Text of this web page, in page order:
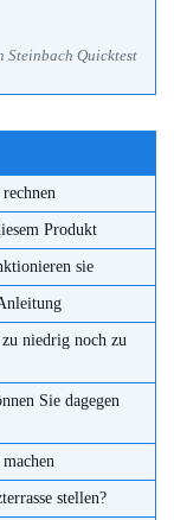
Steinbach Quicktest
Produkt
sie
niedrig noch zu
Sie dagegen
stellen?